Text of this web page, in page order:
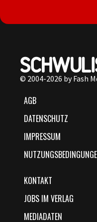
© 2004-2026 by Fash
AGB
DATENSCHUTZ
IMPRESSUM
KONTAKT
JOBS IM VERLAG
MEDIADATEN